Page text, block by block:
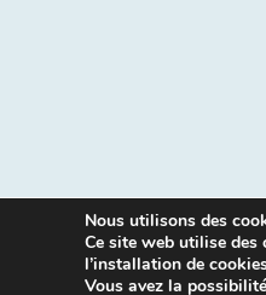
Nous utilisons des
Ce site web utilise des
l’installation de
Vous avez la